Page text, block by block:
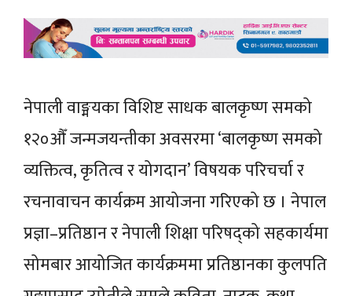
नेपाली वाङ्मयका विशिष्ट साधक बालकृष्ण समको
१२०औँ जन्मजयन्तीका अवसरमा ‘बालकृष्ण समको
व्यक्तित्व, कृतित्व र योगदान’ विषयक परिचर्चा र
रचनावाचन कार्यक्रम आयोजना गरिएको छ । नेपाल
प्रज्ञा–प्रतिष्ठान र नेपाली शिक्षा परिषद्को सहकार्यमा
सोमबार आयोजित कार्यक्रममा प्रतिष्ठानका कुलपति